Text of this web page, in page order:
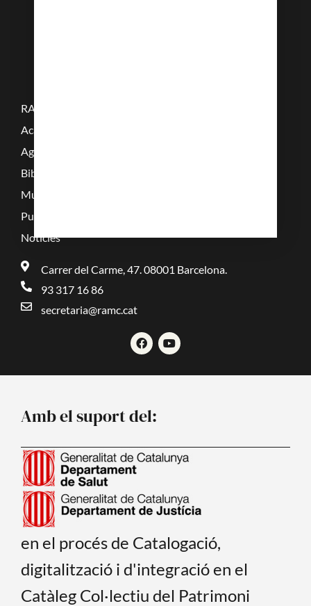
RAMC
Acadèmics
Agenda
Biblioteca
Multimèdia
Publicacions
Noticies
Carrer del Carme, 47. 08001 Barcelona.
93 317 16 86
secretaria@ramc.cat
F
a
c
k
Y
o
u
Amb el suport del:
en el procés de Catalogació,
digitalització i d'integració en el
Catàleg Col·lectiu del Patrimoni